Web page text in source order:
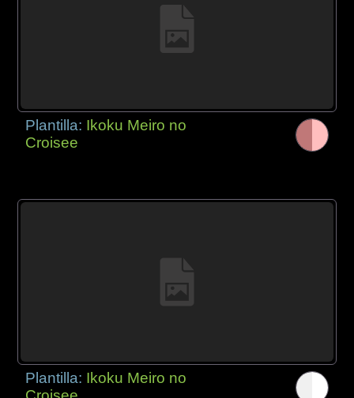
Plantilla: Ikoku Meiro no
Croisee
Plantilla: Ikoku Meiro no